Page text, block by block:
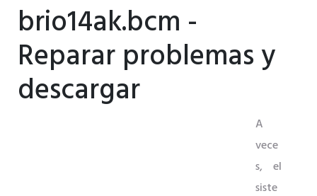
brio14ak.bcm -
Reparar problemas y
descargar
A
vece
s, el
siste